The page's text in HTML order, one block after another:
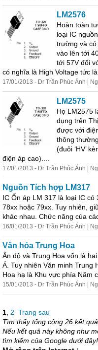
LM2576
Hoàn toàn
loại IC
trường và
vào lên tới
tới 57V đối
có nghĩa là High Voltage tức là
17/01/2013 - Dr Trần Phúc Ánh |
LM2575
Họ LM2575
dụng trên
được với
thông
(đuôi ‘HV’
điện áp cao)....
17/01/2013 - Dr Trần Phúc Ánh |
Nguồn Tích hợp LM317
IC Ổn áp LM 317 là loại IC
78xx hoặc 79xx. Tuy nhiên,
khác nhau. Chức năng của
16/01/2013 - Dr Trần Phúc Ánh |
Văn hóa Trung Hoa
Ấn độ và Trung Hoa vốn là
Á. Tuy nhiên Văn minh Trung
Hoa hạ là Khu vực phía Năm
15/01/2013 - Dr Trần Phúc Ánh |
1 2 Trang sau
Tìm thấy tổng cộng 26 kết quả
Nếu kết quả này không như
tìm kiếm của Google dưới đây!